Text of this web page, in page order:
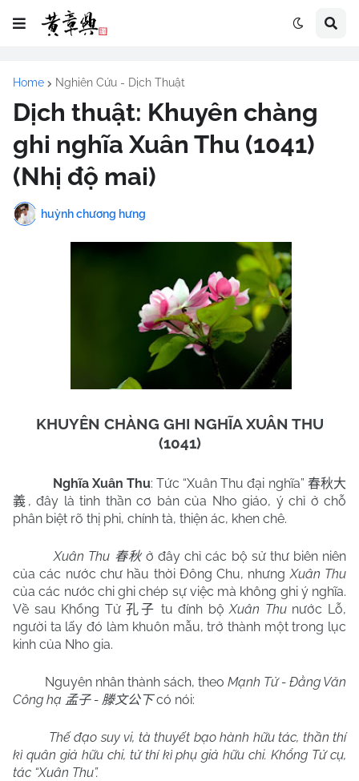
Home Nghiên Cứu - Dịch Thuật
Dịch thuật: Khuyên chàng
ghi nghĩa Xuân Thu (1041)
(Nhị độ mai)
huỳnh chương hưng
KHUYÊN CHÀNG GHI NGHĨA XUÂN THU
(1041)
Nghĩa Xuân Thu: Tức “Xuân Thu đại nghĩa” 春秋大
義 , đây là tinh thần cơ bản của Nho giáo, ý chỉ ở chỗ
phân biệt rõ thị phi, chính tà, thiện ác, khen chê.
Xuân Thu 春秋 ở đây chỉ các bộ sử thư biên niên
của các nước chư hầu thời Đông Chu, nhưngXuân Thu
của các nước chi ghi chép sự việc mà không ghi ý nghĩa.
Về sau Khổng Tử孔子 tu đính bộXuân Thunước Lỗ,
người ta lấy đó làm khuôn mẫu, trở thành một trong lục
kinh của Nho gia.
Nguyên nhân thành sách, theo Mạnh Tử - Đằng Văn
Công hạ 孟子- 滕文公下 có nói:
Thế đạo suy vi, tà thuyết bạo hành hữu tác, thần thí
kì quân giả hữu chi, tử thí kì phụ giả hữu chi. Khổng Tử cụ,
tác “Xuân Thu”.